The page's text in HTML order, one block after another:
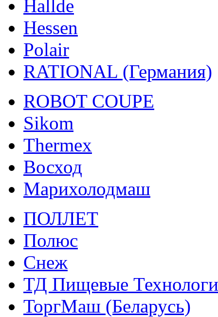
Hallde
Hessen
Polair
RATIONAL (Германия)
ROBOT COUPE
Sikom
Thermex
Восход
Марихолодмаш
ПОЛЛЕТ
Полюс
Снеж
ТД Пищевые
ТоргМаш (Беларусь)